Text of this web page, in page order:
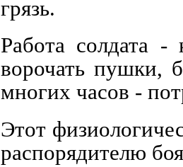
грязь.
Работа солдата -
ворочать пушки,
многих часов -
Этот
распорядителю